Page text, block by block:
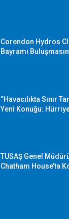
Corendon Hydros
Bayramı
“Havacılıkta Sınır
Yeni Konuğu:
TUSAŞ Genel
Chatham House’ta